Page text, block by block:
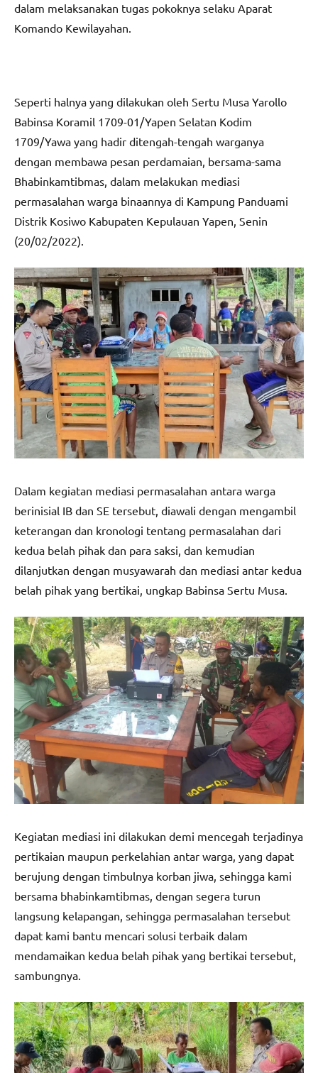
dalam melaksanakan tugas pokoknya selaku Aparat
Komando Kewilayahan.
Seperti halnya yang dilakukan oleh Sertu Musa Yarollo
Babinsa Koramil 1709-01/Yapen Selatan Kodim
1709/Yawa yang hadir ditengah-tengah warganya
dengan membawa pesan perdamaian, bersama-sama
Bhabinkamtibmas, dalam melakukan mediasi
permasalahan warga binaannya di Kampung Panduami
Distrik Kosiwo Kabupaten Kepulauan Yapen, Senin
(20/02/2022).
Dalam kegiatan mediasi permasalahan antara warga
berinisial IB dan SE tersebut, diawali dengan mengambil
keterangan dan kronologi tentang permasalahan dari
kedua belah pihak dan para saksi, dan kemudian
dilanjutkan dengan musyawarah dan mediasi antar kedua
belah pihak yang bertikai, ungkap Babinsa Sertu Musa.
Kegiatan mediasi ini dilakukan demi mencegah terjadinya
pertikaian maupun perkelahian antar warga, yang dapat
berujung dengan timbulnya korban jiwa, sehingga kami
bersama bhabinkamtibmas, dengan segera turun
langsung kelapangan, sehingga permasalahan tersebut
dapat kami bantu mencari solusi terbaik dalam
mendamaikan kedua belah pihak yang bertikai tersebut,
sambungnya.